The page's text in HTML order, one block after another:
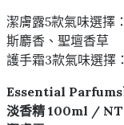
潔膚露5款氣味選擇
斯麝香、聖壇香草
護手霜3款氣味選擇
Essential Parfums
淡香精 100ml /